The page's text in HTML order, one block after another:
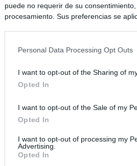
puede no requerir de su
procesamiento. Sus preferencias se
Personal Data Processing Opt Outs
I want to opt-out of the Sharing of
Opted In
I want to opt-out of the Sale of my
Opted In
I want to opt-out of processing my
Advertising.
Opted In